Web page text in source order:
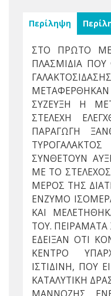
Περίληψη
ΣΤΟ ΠΡΩΤΟ
ΠΛΑΣΜΙΔΙΑ
ΜΕΤΑΦΕΡΘΗΚΑΝ
ΣΥΖΕΥΞΗ Η
ΣΤΕΛΕΧΗ
ΠΑΡΑΓΩΓΗ
ΣΥΝΘΕΤΟΥΝ
ΜΕ ΤΟ
ΜΕΡΟΣ ΤΗΣ
ΕΝΖΥΜΟ
ΚΑΙ
ΤΟΥ.
ΕΔΕΙΞΑΝ ΟΤΙ
ΚΕΝΤΡΟ
ΙΣΤΙΔΙΝΗ, ΠΟΥ
ΚΑΤΑΛΥΤΙΚΗ